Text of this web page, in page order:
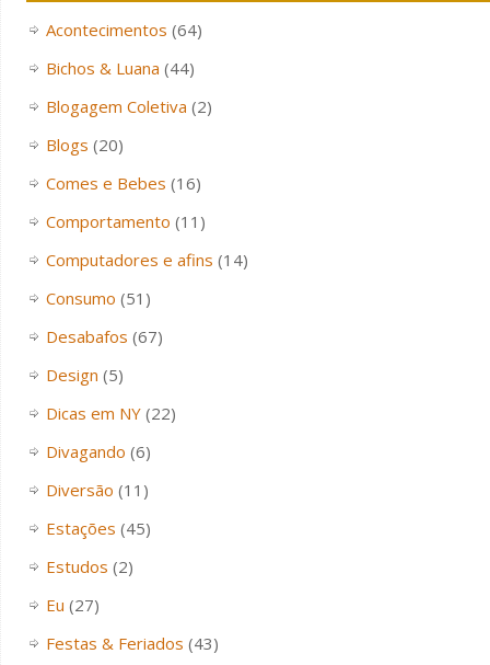
Acontecimentos (64)
Bichos & Luana (44)
Blogagem Coletiva (2)
Blogs (20)
Comes e Bebes (16)
Comportamento (11)
Computadores e afins (14)
Consumo (51)
Desabafos (67)
Design (5)
Dicas em NY(22)
Divagando (6)
Diversão (11)
Estações (45)
Estudos (2)
Eu (27)
Festas & Feriados (43)